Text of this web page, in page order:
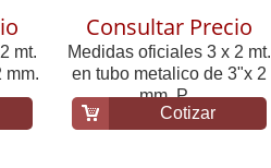
mt.
mm.
Consultar Precio
Medidas oficiales 3 x 2 mt.
en tubo metalico de 3"x 2
mm. P...
Cotizar